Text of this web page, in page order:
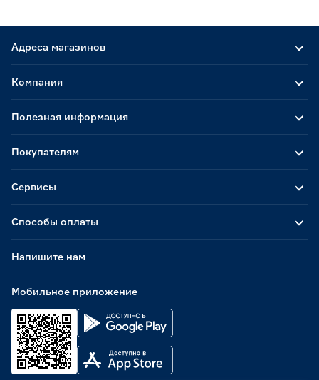
Адреса магазинов
Способы оплаты
Мобильное приложение
Компания
Полезная информация
Покупателям
Сервисы
Напишите нам